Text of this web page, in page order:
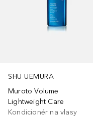
SHU UEMURA
Muroto Volume
Lightweight Care
Kondicionér na vlasy